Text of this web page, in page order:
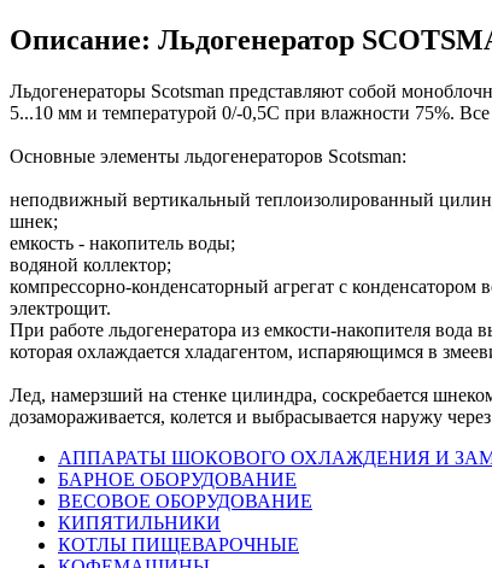
Описание: Льдогенератор
Льдогенераторы Scotsman представляют собой
5...10 мм и температурой 0/-0,5С при влажности 75%.
Основные элементы льдогенераторов Scotsman:
неподвижный вертикальный теплоизолированный
шнек;
емкость - накопитель воды;
водяной коллектор;
компрессорно-конденсаторный агрегат с
электрощит.
При работе льдогенератора из емкости-накопителя
которая охлаждается хладагентом, испаряющимся в
Лед, намерзший на стенке цилиндра, соскребается
дозамораживается, колется и выбрасывается наружу
АППАРАТЫ ШОКОВОГО ОХЛАЖДЕНИЯ И
БАРНОЕ ОБОРУДОВАНИЕ
ВЕСОВОЕ ОБОРУДОВАНИЕ
КИПЯТИЛЬНИКИ
КОТЛЫ ПИЩЕВАРОЧНЫЕ